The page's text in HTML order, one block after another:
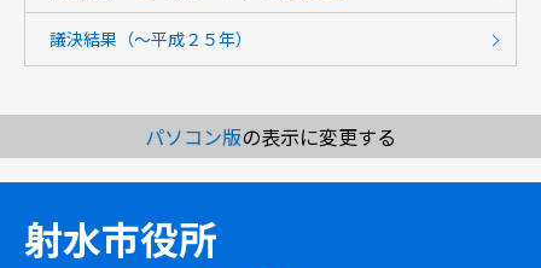
議決結果（～平成２５年）
パソコン版の表示に変更する
射水市役所